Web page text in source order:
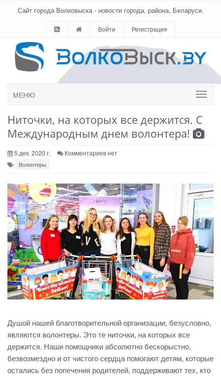
Сайт города Волковыска - новости города, района, Беларуси.
Войти Регистрация
МЕНЮ
Ниточки, на которых все держится. С
Международным днем волонтера!
5 дек. 2020 г. Комментариев нет
Волонтеры
Душой нашей благотворительной организации, безусловно,
являются волонтеры. Это те ниточки, на которых все
держится. Наши помощники абсолютно бескорыстно,
безвозмездно и от чистого сердца помогают детям, которые
остались без попечения родителей, поддерживают тех, кто